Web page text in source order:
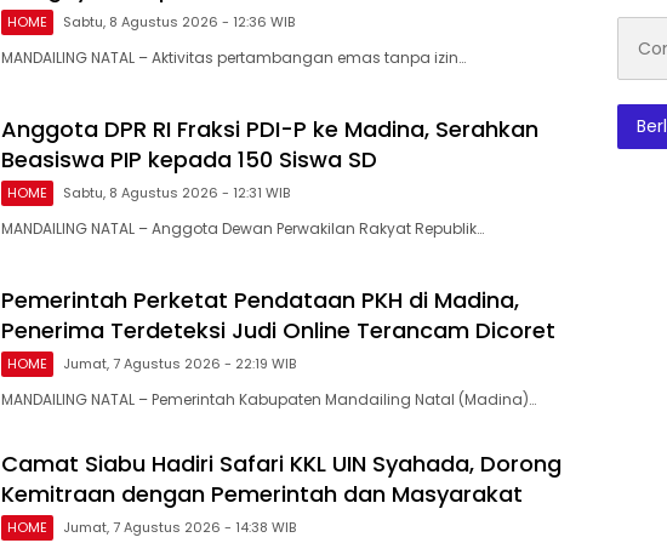
HOME Sabtu, 8 Agustus 2026 - 12:36 WIB
MANDAILING NATAL – Aktivitas pertambangan emas tanpa izin…
Anggota DPR RI Fraksi PDI-P ke Madina, Serahkan
Beasiswa PIP kepada 150 Siswa SD
HOME Sabtu, 8 Agustus 2026 - 12:31 WIB
MANDAILING NATAL – Anggota Dewan Perwakilan Rakyat Republik…
Pemerintah Perketat Pendataan PKH di Madina,
Penerima Terdeteksi Judi Online Terancam Dicoret
HOME Jumat, 7 Agustus 2026 - 22:19 WIB
MANDAILING NATAL – Pemerintah Kabupaten Mandailing Natal (Madina)…
Camat Siabu Hadiri Safari KKL UIN Syahada, Dorong
Kemitraan dengan Pemerintah dan Masyarakat
HOME Jumat, 7 Agustus 2026 - 14:38 WIB